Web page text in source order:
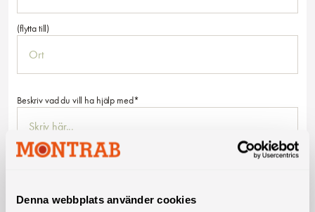
Denna webbplats använder cookies
(flytta till)
Beskriv vad du vill ha hjälp med*
Läs vår integritetspolicy